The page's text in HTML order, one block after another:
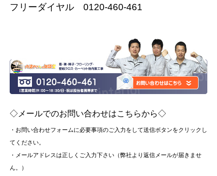
フリーダイヤル 0120-460-461
◇メールでのお問い合わせはこちらから◇
・お問い合わせフォームに必要事項のご入力をして送信ボタンをクリックし
てください。
・メールアドレスは正しくご入力下さい（弊社より返信メールが届きませ
ん。）